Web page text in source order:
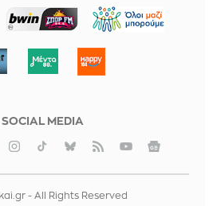
ΜΠΟΡΟΥΜΕ
SOCIAL MEDIA
- All Rights Reserved